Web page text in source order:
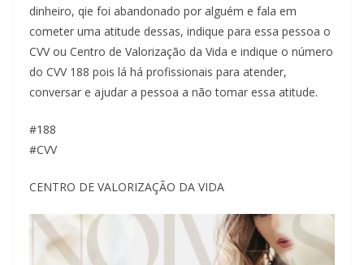
dinheiro, qie foi abandonado por alguém e fala em
cometer uma atitude dessas, indique para essa pessoa o
CVV ou Centro de Valorização da Vida e indique o número
do CVV 188 pois lá há profissionais para atender,
conversar e ajudar a pessoa a não tomar essa atitude.
#188
#CVV
CENTRO DE VALORIZAÇÃO DA VIDA